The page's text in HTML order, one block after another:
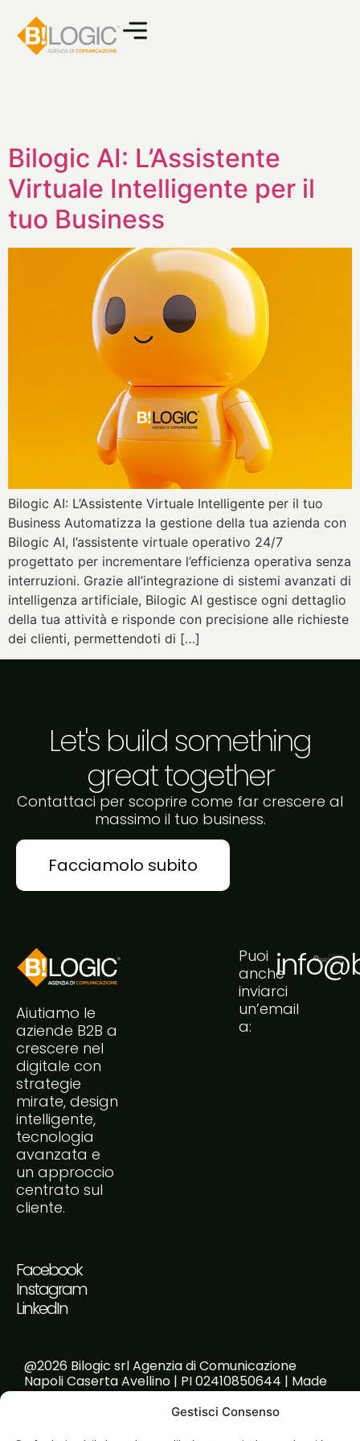
Gestisci Consenso
Bilogic AI: L’Assistente
Virtuale Intelligente per il
tuo Business
Bilogic AI: L’Assistente Virtuale Intelligente per il tuo
Business Automatizza la gestione della tua azienda con
Bilogic AI, l’assistente virtuale operativo 24/7
progettato per incrementare l’efficienza operativa senza
interruzioni. Grazie all’integrazione di sistemi avanzati di
intelligenza artificiale, Bilogic AI gestisce ogni dettaglio
della tua attività e risponde con precisione alle richieste
dei clienti, permettendoti di […]
Let's build something
great together
Contattaci per scoprire come far crescere al
massimo il tuo business.
Facciamolo subito
Aiutiamo le
aziende B2B a
crescere nel
digitale con
strategie
mirate, design
intelligente,
tecnologia
avanzata e
un approccio
centrato sul
cliente.
Puoi
anche
inviarci
un’email
a:
Facebook
Instagram
LinkedIn
@2026 Bilogic srl Agenzia di Comunicazione
Napoli Caserta Avellino | PI 02410850644 | Made
with passion!